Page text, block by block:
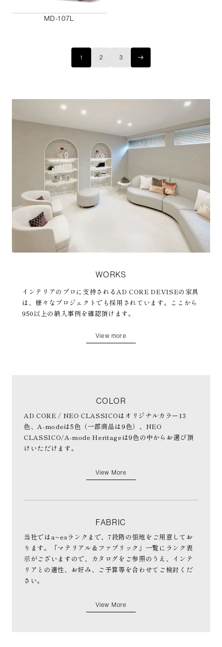
MD-107L
1 2 3
WORKS
インテリアのプロに支持されるAD CORE DEVISEの家具
は、様々なプロジェクトでも採用されています。ここから
950以上の納入事例を確認頂けます。
View more
COLOR
AD CORE / NEO CLASSICOはオリジナルカラー13
色、A-modeは5色（一部商品は9色）、NEO
CLASSICO/A-mode Heritageは9色の中からお選び頂
けいただけます。
View More
FABRIC
当社ではa~esランクまで、7段階の張地をご用意してお
ります。「マテリアル＆ファブリック」一覧にランク表
示がございますので、カタログをご参照のうえ、インテ
リアとの適性、お好み、ご予算等を合わせてご検討くだ
さい。
View More